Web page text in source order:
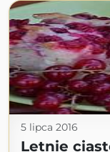
5 lipca 2016
Letnie